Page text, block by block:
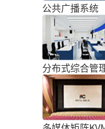
公共广播系统
分布式综合管